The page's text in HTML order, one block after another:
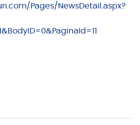
Pages/NewsDetail.aspx?